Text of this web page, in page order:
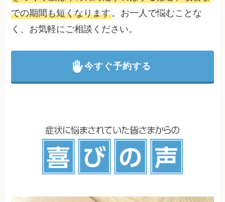
での期間も短くなります。お一人で悩むことな
く、お気軽にご相談ください。
今すぐ予約する